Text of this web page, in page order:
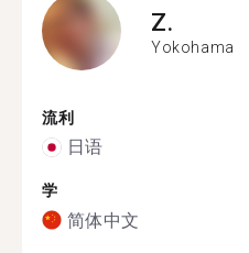
Z.
Yokohama
流利
日语
学
简体中文